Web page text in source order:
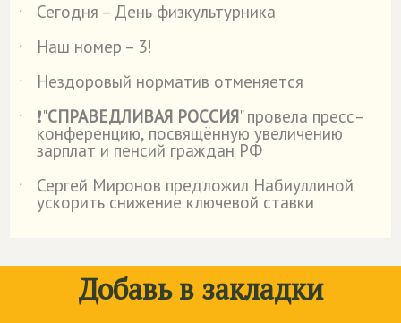
˙
Сегодня – День физкультурника
˙
Наш номер – 3!
˙
Нездоровый норматив отменяется
˙
❗"СПРАВЕДЛИВАЯ РОССИЯ" провела пресс–
конференцию, посвящённую увеличению
зарплат и пенсий граждан РФ
˙
Сергей Миронов предложил Набиуллиной
ускорить снижение ключевой ставки
Добавь в закладки